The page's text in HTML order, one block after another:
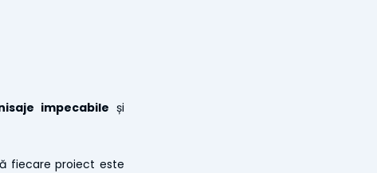
impecabile și
fiecare proiect este